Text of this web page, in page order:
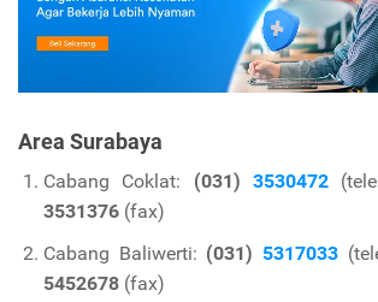
Area Surabaya
Cabang Coklat: (031) 3530472
3531376(fax)
Cabang Baliwerti: (031) 5317033
5452678(fax)